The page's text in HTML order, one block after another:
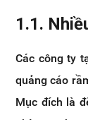
1.1.
Các công ty
quảng cáo
Mục đích là